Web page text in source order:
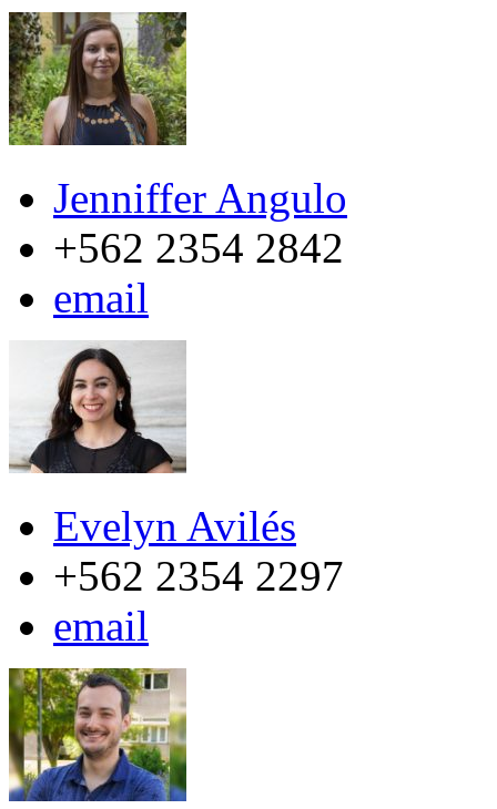
Jenniffer Angulo
+562 2354 2842
email
Evelyn Avilés
+562 2354 2297
email